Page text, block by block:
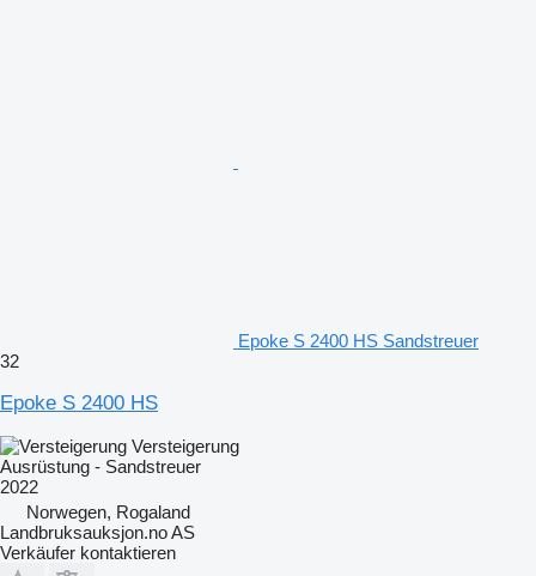
Epoke S 2400 HS Sandstreuer
32
Epoke S 2400 HS
Versteigerung
Ausrüstung - Sandstreuer
2022
Norwegen, Rogaland
Landbruksauksjon.no AS
Verkäufer kontaktieren